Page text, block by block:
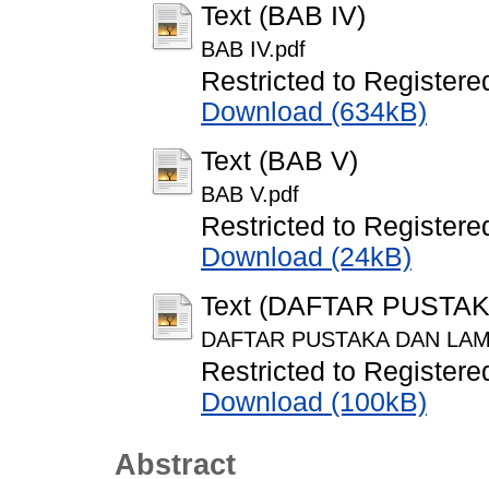
Text (BAB IV)
BAB IV.pdf
Restricted to
Download (634kB)
Text (BAB V)
BAB V.pdf
Restricted to
Download (24kB)
Text (DAFTAR
DAFTAR PUSTAKA DAN
Restricted to
Download (100kB)
Abstract